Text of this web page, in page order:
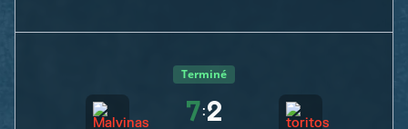
Terminé
7:2